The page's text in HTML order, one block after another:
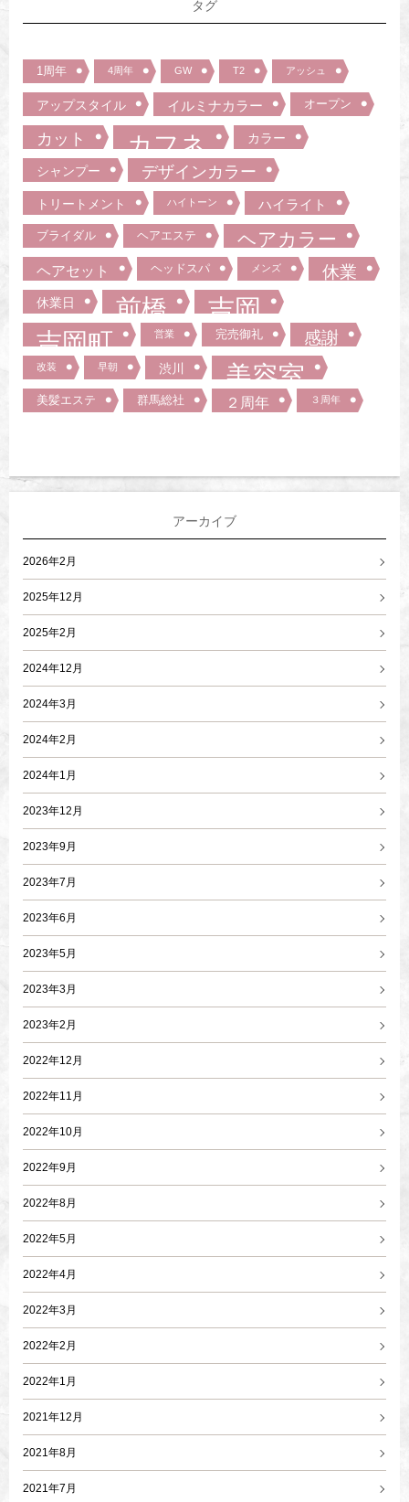
タグ
1周年 4周年 GW T2 アッシュ
アップスタイル イルミナカラー オープン
カット カフネ カラー
シャンプー デザインカラー
トリートメント ハイトーン ハイライト
ブライダル ヘアエステ ヘアカラー
ヘアセット ヘッドスパ メンズ 休業
休業日 前橋
吉岡
吉岡町
営業 完売御礼 感謝
改装 早朝 渋川 美容室
美髪エステ 群馬総社 ２周年 ３周年
アーカイブ
2026年2月
2025年12月
2025年2月
2024年12月
2024年3月
2024年2月
2024年1月
2023年12月
2023年9月
2023年7月
2023年6月
2023年5月
2023年3月
2023年2月
2022年12月
2022年11月
2022年10月
2022年9月
2022年8月
2022年5月
2022年4月
2022年3月
2022年2月
2022年1月
2021年12月
2021年8月
2021年7月